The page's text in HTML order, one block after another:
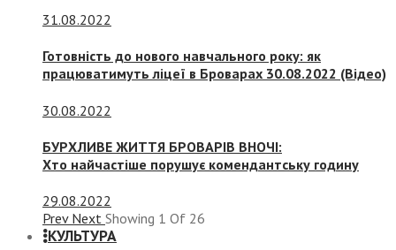
31.08.2022
Готовність до нового навчального року: як
працюватимуть ліцеї в Броварах 30.08.2022 (Відео)
30.08.2022
БУРХЛИВЕ ЖИТТЯ БРОВАРІВ ВНОЧІ:
Хто найчастіше порушує комендантську годину
29.08.2022
Prev Next Showing 1 Of 26
КУЛЬТУРА